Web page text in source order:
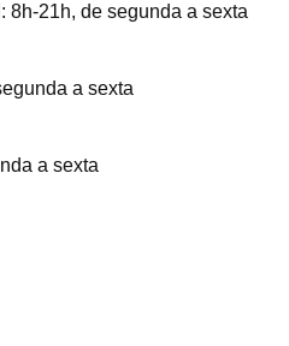
8h-21h, de segunda a sexta
a sexta
a sexta